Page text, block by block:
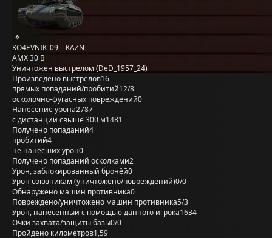
KO4EVNIK_09 [_KAZN]
AMX 30 B
Уничтожен выстрелом (DeD_1957_24)
Произведено выстрелов16
прямых попаданий/пробитий12/8
осколочно-фугасных повреждений0
Нанесение урона2787
с дистанции свыше 300 м1481
Получено попаданий4
пробитий4
не нанёсших урон0
Получено попаданий осколками2
Урон, заблокированный бронёй0
Урон союзникам (уничтожено/повреждений)0/0
Обнаружено машин противника0
Повреждено/уничтожено машин противника5/3
Урон, нанесённый с помощью данного игрока1634
Очки захвата/защиты базы0/0
Пройдено километров1,59